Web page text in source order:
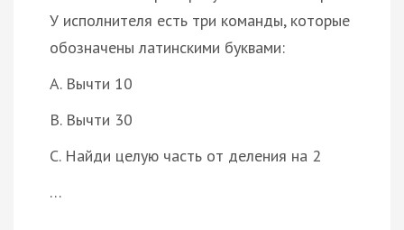
У исполнителя есть три команды, которые
обозначены латинскими буквами:
A. Вычти 10
B. Вычти 30
C. Найди целую часть от деления на 2
…